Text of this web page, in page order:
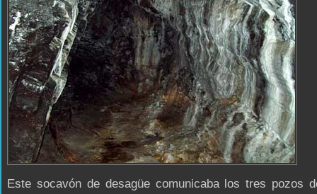
Este socavón de desagüe comunicaba los tres pozos